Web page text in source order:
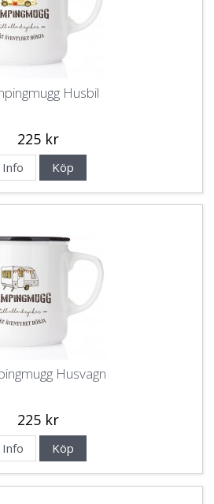
Husbil
225 kr
Info Köp
Husvagn
225 kr
Info Köp